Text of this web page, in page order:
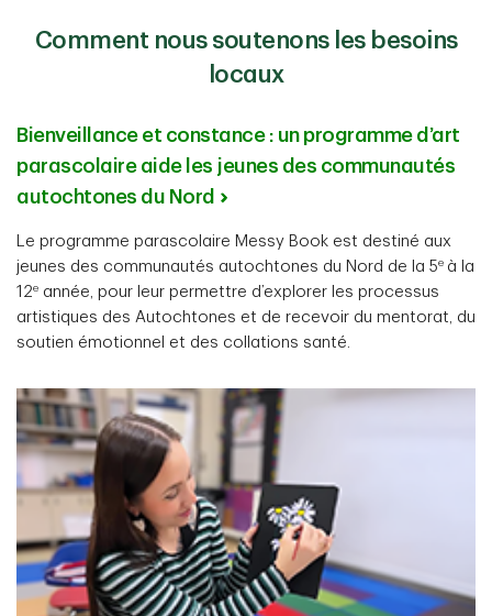
Comment nous soutenons les besoins
locaux
Bienveillance et constance : un programme d’art
parascolaire aide les jeunes des communautés
autochtones du Nord
Le programme parascolaire Messy Book est destiné aux
jeunes des communautés autochtones du Nord de la 5e à la
12e année, pour leur permettre d’explorer les processus
artistiques des Autochtones et de recevoir du mentorat, du
soutien émotionnel et des collations santé.